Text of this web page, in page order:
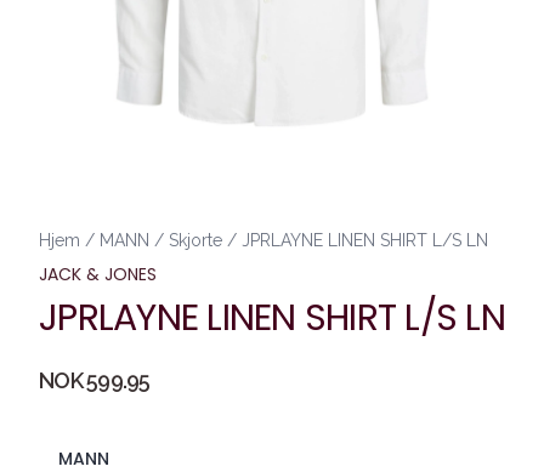
Hjem / MANN / Skjorte / JPRLAYNE LINEN SHIRT L/S LN
JACK & JONES
JPRLAYNE LINEN SHIRT L/S LN
Produktdetaljer
NOK 599.95
MANN